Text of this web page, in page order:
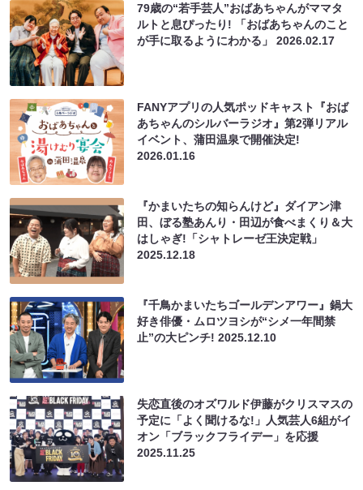
79歳の“若手芸人”おばあちゃんがママタ
ルトと息ぴったり! 「おばあちゃんのこと
が手に取るようにわかる」2026.02.17
FANYアプリの人気ポッドキャスト『おば
あちゃんのシルバーラジオ』第2弾リアル
イベント、蒲田温泉で開催決定!
2026.01.16
『かまいたちの知らんけど』ダイアン津
田、ぼる塾あんり・田辺が食べまくり＆大
はしゃぎ!「シャトレーゼ王決定戦」
2025.12.18
『千鳥かまいたちゴールデンアワー』鍋大
好き俳優・ムロツヨシが“シメ一年間禁
止”の大ピンチ!2025.12.10
失恋直後のオズワルド伊藤がクリスマスの
予定に「よく聞けるな!」人気芸人6組がイ
オン「ブラックフライデー」を応援
2025.11.25